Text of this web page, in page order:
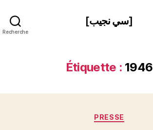
Recherche
[سي نجيب]
Étiquette : 1946
Catégories
PRESSE